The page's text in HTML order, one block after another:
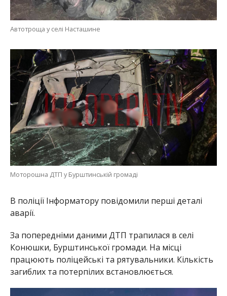
Автотроща у селі Насташине
Моторошна ДТП у Бурштинській громаді
В поліції Інформатору повідомили перші деталі
аварії.
За попередніми даними ДТП трапилася в селі
Конюшки, Бурштинської громади. На місці
працюють поліцейські та рятувальники. Кількість
загиблих та потерпілих встановлюється.